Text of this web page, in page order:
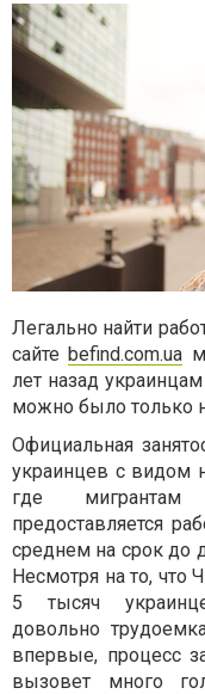
Легально найти
сайтеbefind.com.ua
лет назад
можно было только
Официальная
украинцев с видом
где
предоставляется
среднем на срок до
Несмотря на то, что
5 тысяч
довольно
впервые, процесс
вызовет много